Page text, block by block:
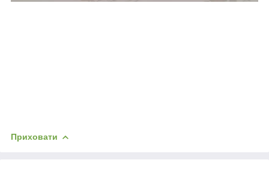
Приховати